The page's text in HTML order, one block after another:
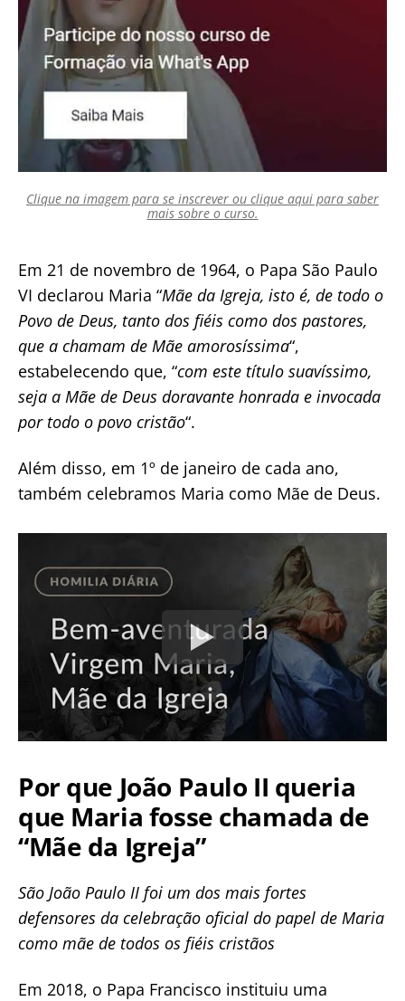
Clique na imagem para se inscrever ou clique aqui para saber
mais sobre o curso.
Em 21 de novembro de 1964, o Papa São Paulo
VI declarou Maria “Mãe da Igreja, isto é, de todo o
Povo de Deus, tanto dos fiéis como dos pastores,
que a chamam de Mãe amorosíssima“,
estabelecendo que, “com este título suavíssimo,
seja a Mãe de Deus doravante honrada e invocada
por todo o povo cristão“.
Além disso, em 1º de janeiro de cada ano,
também celebramos Maria como Mãe de Deus.
Por que João Paulo II queria
que Maria fosse chamada de
“Mãe da Igreja”
São João Paulo II foi um dos mais fortes
defensores da celebração oficial do papel de Maria
como mãe de todos os fiéis cristãos
Em 2018, o Papa Francisco instituiu uma